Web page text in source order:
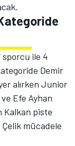
sporcu ile 4
Demir
alırken Junior
Efe Ayhan
Kalkan piste
mücadele